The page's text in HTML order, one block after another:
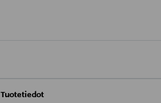
Tuotetiedot